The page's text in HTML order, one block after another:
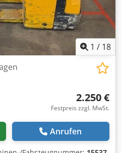
1 / 18
2.250 €
Festpreis zzgl. MwSt.
Anrufen